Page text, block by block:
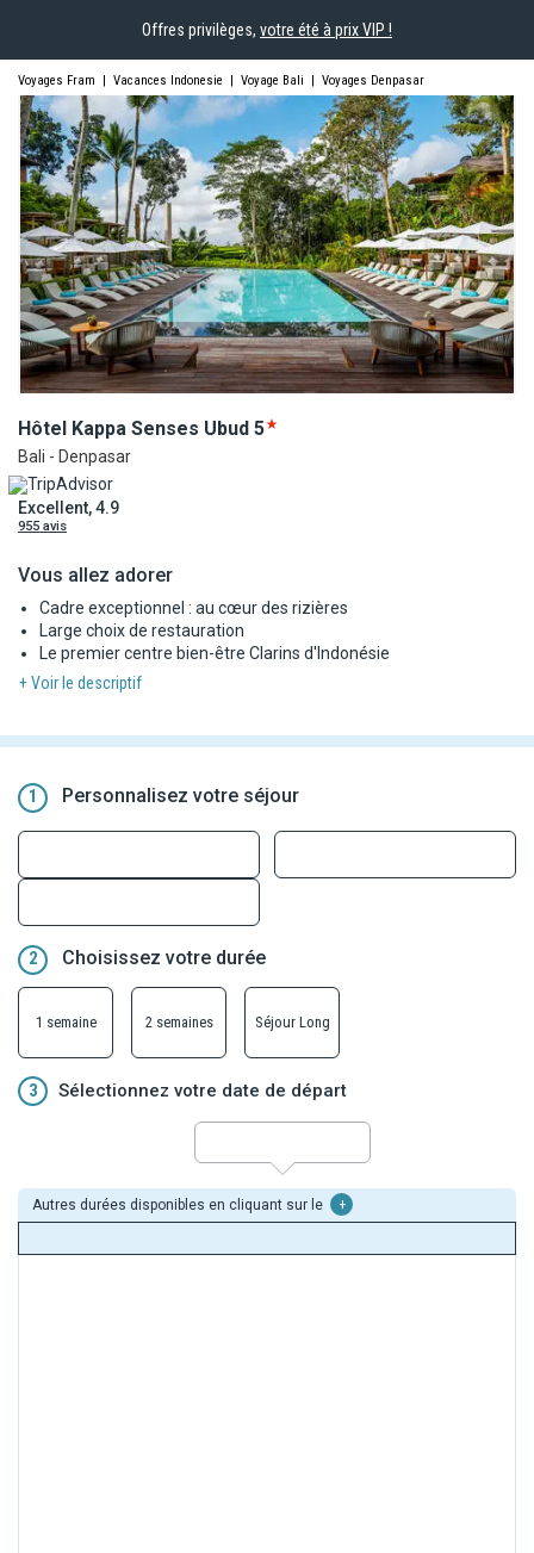
Offres privilèges, votre été à prix VIP !
Voyages Fram | Vacances Indonesie | Voyage Bali | Voyages Denpasar
Hôtel Kappa Senses Ubud 5
Bali - Denpasar
Excellent, 4.9
955 avis
Vous allez adorer
Cadre exceptionnel : au cœur des rizières
Large choix de restauration
Le premier centre bien-être Clarins d'Indonésie
+ Voir le descriptif
1 Personnalisez votre séjour
2 Choisissez votre durée
1 semaine 2 semaines Séjour Long
3 Sélectionnez votre date de départ
Autres durées disponibles en cliquant sur le +